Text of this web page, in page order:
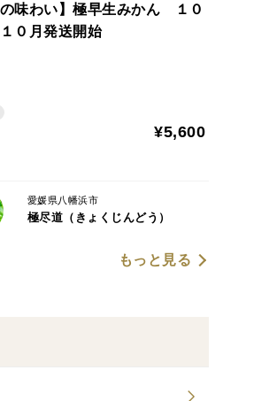
の味わい】極早生みかん １０
０月発送開始
¥5,600
愛媛県八幡浜市
極尽道（きょくじんどう）
もっと見る